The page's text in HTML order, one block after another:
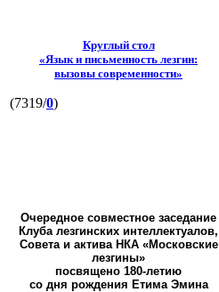
Круглый стол
«Язык и письменность лезгин:
вызовы современности»
(7319/0)
Очередное совместное заседание
Клуба лезгинских интеллектуалов,
Совета и актива НКА «Московские
лезгины»
посвящено 180-летию
со дня рождения Етима Эмина